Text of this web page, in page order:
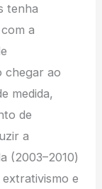
tenha
a
chegar ao
medida,
de
a
(2003–2010)
e